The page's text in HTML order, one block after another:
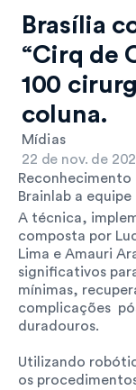
Brasília
“Cirq de
100
coluna.
Mídias
22 de nov. de
Brainlab a
A técnica,
composta por
Lima e Amauri
significativos
mínimas,
complicações
duradouros.
Utilizando
os